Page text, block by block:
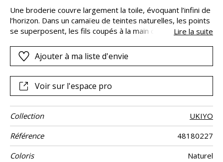
Une broderie couvre largement la toile, évoquant l’infini de
l’horizon. Dans un camaïeu de teintes naturelles, les points
se superposent, les fils coupés à la main créent de
portées se dessinent, subtiles et graphiques. La pureté
des lignes, la douceur du paysage s’inscrivent alors dans
Lire la suite
Ajouter à ma liste d'envie
Voir sur l'espace pro
Collection
UKIYO
Référence
48180227
Coloris
Naturel